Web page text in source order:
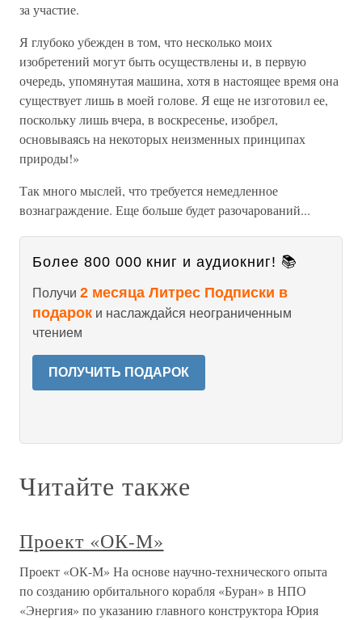
за участие.
Я глубоко убежден в том, что несколько моих
изобретений могут быть осуществлены и, в первую
очередь, упомянутая машина, хотя в настоящее время она
существует лишь в моей голове. Я еще не изготовил ее,
поскольку лишь вчера, в воскресенье, изобрел,
основываясь на некоторых неизменных принципах
природы!»
Так много мыслей, что требуется немедленное
вознаграждение. Еще больше будет разочарований...
Более 800 000 книг и аудиокниг! 📚
Получи 2 месяца Литрес Подписки в
подарок и наслаждайся неограниченным
чтением
ПОЛУЧИТЬ ПОДАРОК
Читайте также
Проект «ОК-М»
Проект «ОК-М» На основе научно-технического опыта
по созданию орбитального корабля «Буран» в НПО
«Энергия» по указанию главного конструктора Юрия